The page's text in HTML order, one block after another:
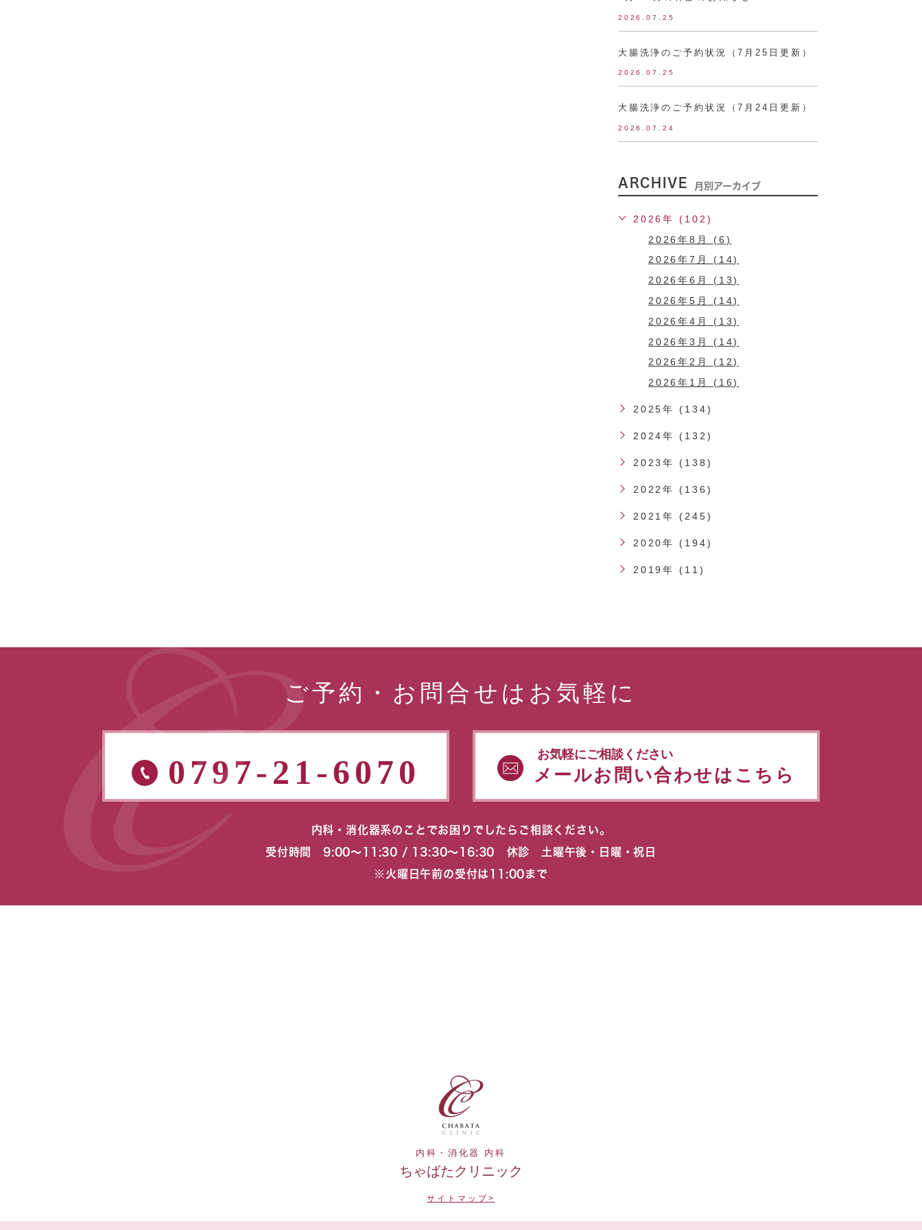
2026.07.25
大腸洗浄のご予約状況（7月25日更新）
2026.07.25
大腸洗浄のご予約状況（7月24日更新）
2026.07.24
ARCHIVE 月別アーカイブ
2026年 (102)
2026年8月 (6)
2026年7月 (14)
2026年6月 (13)
2026年5月 (14)
2026年4月 (13)
2026年3月 (14)
2026年2月 (12)
2026年1月 (16)
2025年 (134)
2024年 (132)
2023年 (138)
2022年 (136)
2021年 (245)
2020年 (194)
2019年 (11)
ご予約・お問合せはお気軽に
0797-21-6070 お気軽にご相談ください
メールお問い合わせはこちら
内科・消化器系のことでお困りでしたらご相談ください。
受付時間 9:00〜11:30 / 13:30〜16:30 休診 土曜午後・日曜・祝日
※火曜日午前の受付は11:00まで
内科・消化器 内科
ちゃばたクリニック
サイトマップ>